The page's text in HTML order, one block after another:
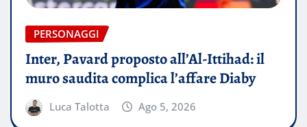
PERSONAGGI
Inter, Pavard proposto all’Al-Ittihad: il
muro saudita complica l’affare Diaby
Luca Talotta Ago 5, 2026